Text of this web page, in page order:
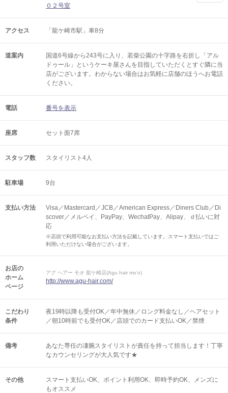
０２号室
アクセス 「龍ケ崎市駅」車8分
道案内
国道6号線から243号に入り、若柴公園の十字路を右折し「アル
ドゥール」というケーキ屋さんを目指していただくとすぐ隣に当
店がございます。わからない場合はお気軽に店舗のほうへお電話
ください。
電話 番号を表示
座席 セット面7席
スタッフ数 スタイリスト4人
駐車場 9台
支払い方法
Visa／Mastercard／JCB／American Express／Diners Club／Di
scover／メルペイ、PayPay、WechatPay、Alipay、ｄ払いに対
応
※店頭で利用可能なお支払い方法を記載しています。スマート支払いではご
利用いただけない場合がございます。
お店の
ホーム
ページ
アグ ヘアー モオ 龍ケ崎店(Agu hair mo’o)
http://www.agu-hair.com/
こだわり
条件
夜19時以降も受付OK／年中無休／ロング料金なし／ヘアセット
／朝10時前でも受付OK／店頭でのカード支払いOK／禁煙
備考
あなた専任の凄腕スタイリストが責任を持って担当します！丁寧
なカウンセリングが大人気です★
その他 スマート支払いOK ポイント利用OK 即時予約OK
メンズに
もオススメ